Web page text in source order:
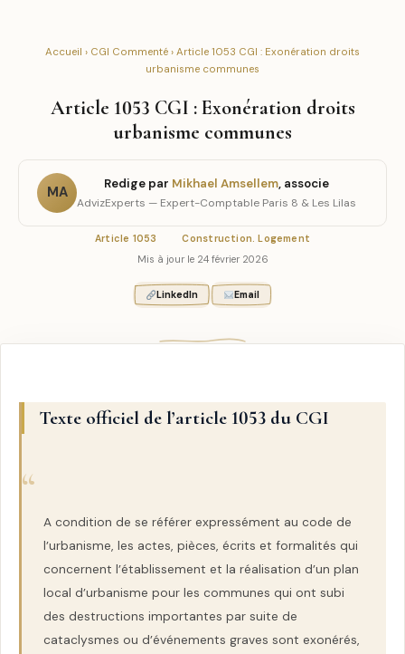
Accueil › CGI Commenté › Article 1053 CGI : Exonération droits
urbanisme communes
Article 1053 CGI : Exonération droits
urbanisme communes
MA
Redige par Mikhael Amsellem, associe
AdvizExperts — Expert-Comptable Paris 8 & Les Lilas
Article 1053 Construction. Logement
Mis à jour le 24 février 2026
LinkedIn Email
Texte officiel de l’article 1053 du CGI
A condition de se référer expressément au code de
l’urbanisme, les actes, pièces, écrits et formalités qui
concernent l’établissement et la réalisation d’un plan
local d’urbanisme pour les communes qui ont subi
des destructions importantes par suite de
cataclysmes ou d’événements graves sont exonérés,